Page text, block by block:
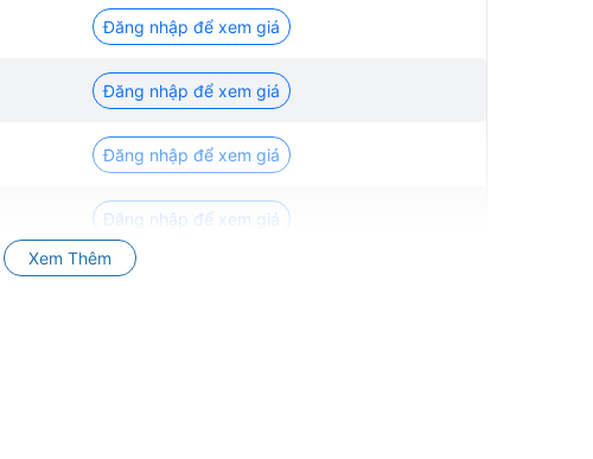
Đăng nhập để xem giá
Đăng nhập để xem giá
Đăng nhập để xem giá
Đăng nhập để xem giá
Đăng nhập để xem giá
Xem Thêm